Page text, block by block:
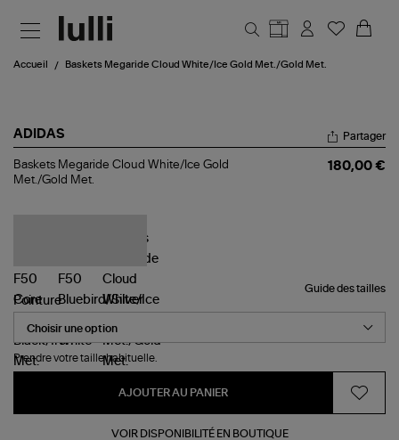
Accueil Baskets Megaride Cloud White/Ice Gold Met./Gold Met.
ADIDAS
Baskets
Megaride
Partager
Baskets Megaride Cloud White/Ice Gold
Met./Gold Met.
180,00 €
Guide des tailles
Pointure
Prendre votre taille habituelle.
AJOUTER AU PANIER
VOIR DISPONIBILITÉ EN BOUTIQUE